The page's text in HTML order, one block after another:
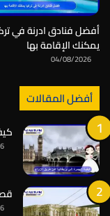
أفضل فنادق ادرنة في
يمكنك الإقامة بها
04/08/2026
أفضل المقالات